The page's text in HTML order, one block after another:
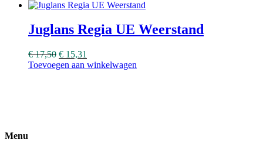
Juglans Regia UE Weerstand
€17,50 € 15,31
Toevoegen aan winkelwagen
Menu